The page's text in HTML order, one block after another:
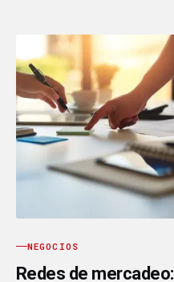
NEGOCIOS
Redes de